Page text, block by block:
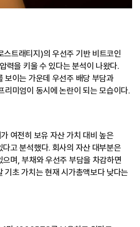
스트래티지)의 우선주 기반 비트코인
력을 키울 수 있다는 분석이 나왔다.
보이는 가운데 우선주 배당 부담과
리미엄이 동시에 논란이 되는 모습이다.
여전히 보유 자산 가치 대비 높은
고 분석했다. 회사의 자산 대부분은
며, 부채와 우선주 부담을 차감하면
기초 가치는 현재 시가총액보다 낮다는